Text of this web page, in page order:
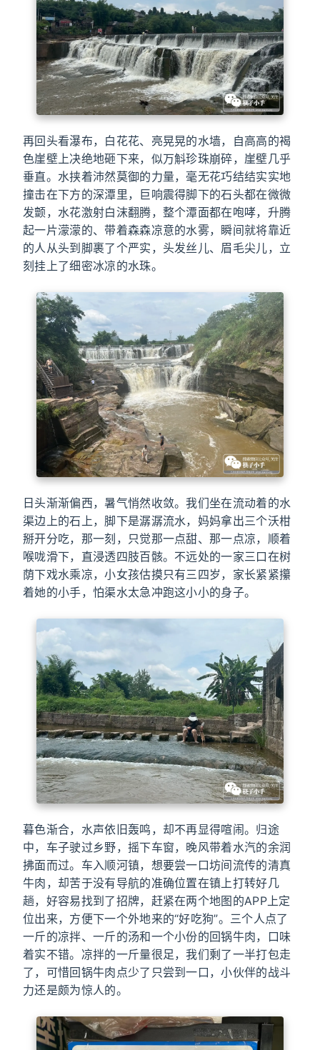
再回头看瀑布，白花花、亮晃晃的水墙，自高高的褐
色崖壁上决绝地砸下来，似万斛珍珠崩碎，崖壁几乎
垂直。水挟着沛然莫御的力量，毫无花巧结结实实地
撞击在下方的深潭里，巨响震得脚下的石头都在微微
发颤，水花激射白沫翻腾，整个潭面都在咆哮，升腾
起一片濛濛的、带着森森凉意的水雾，瞬间就将靠近
的人从头到脚裹了个严实，头发丝儿、眉毛尖儿，立
刻挂上了细密冰凉的水珠。
日头渐渐偏西，暑气悄然收敛。我们坐在流动着的水
渠边上的石上，脚下是潺潺流水，妈妈拿出三个沃柑
掰开分吃，那一刻，只觉那一点甜、那一点凉，顺着
喉咙滑下，直浸透四肢百骸。不远处的一家三口在树
荫下戏水乘凉，小女孩估摸只有三四岁，家长紧紧攥
着她的小手，怕渠水太急冲跑这小小的身子。
暮色渐合，水声依旧轰鸣，却不再显得喧闹。归途
中，车子驶过乡野，摇下车窗，晚风带着水汽的余润
拂面而过。车入顺河镇，想要尝一口坊间流传的清真
牛肉，却苦于没有导航的准确位置在镇上打转好几
趟，好容易找到了招牌，赶紧在两个地图的APP上定
位出来，方便下一个外地来的“好吃狗”。三个人点了
一斤的凉拌、一斤的汤和一个小份的回锅牛肉，口味
着实不错。凉拌的一斤量很足，我们剩了一半打包走
了，可惜回锅牛肉点少了只尝到一口，小伙伴的战斗
力还是颇为惊人的。